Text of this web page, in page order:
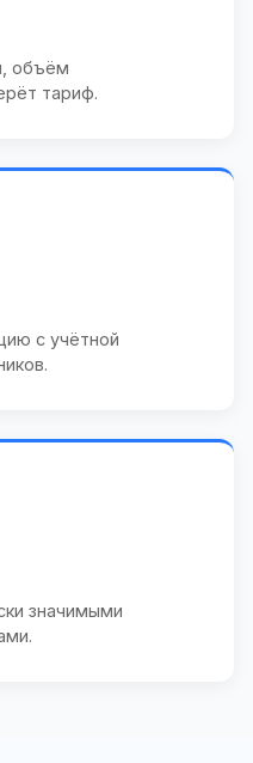
объём
тариф.
с учётной
значимыми